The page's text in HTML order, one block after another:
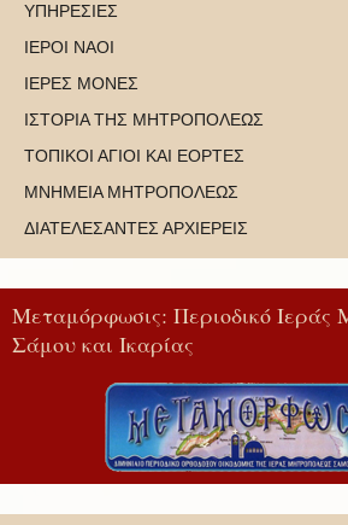
ΥΠΗΡΕΣΙΕΣ
ΙΕΡΟΙ ΝΑΟΙ
ΙΕΡΕΣ ΜΟΝΕΣ
ΙΣΤΟΡΙΑ ΤΗΣ ΜΗΤΡΟΠΟΛΕΩΣ
ΤΟΠΙΚΟΙ ΑΓΙΟΙ ΚΑΙ ΕΟΡΤΕΣ
ΜΝΗΜΕΙΑ ΜΗΤΡΟΠΟΛΕΩΣ
ΔΙΑΤΕΛΕΣΑΝΤΕΣ ΑΡΧΙΕΡΕΙΣ
Μεταμόρφωσις: Περιοδικό Ιεράς
Σάμου και Ικαρίας